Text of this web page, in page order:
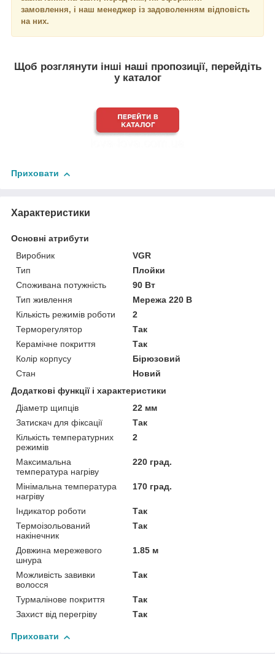
замовлення, і наш менеджер із задоволенням відповість
на них.
Щоб розглянути інші наші пропозиції, перейдіть
у каталог
Приховати
Характеристики
Основні атрибути
Виробник
VGR
Тип
Плойки
Споживана потужність
90 Вт
Тип живлення
Мережа 220 В
Кількість режимів роботи
2
Терморегулятор
Так
Керамічне покриття
Так
Колір корпусу
Бірюзовий
Стан
Новий
Додаткові функції і характеристики
Діаметр щипців
22 мм
Затискач для фіксації
Так
Кількість температурних
режимів
2
Максимальна
температура нагріву
220 град.
Мінімальна температура
нагріву
170 град.
Індикатор роботи
Так
Термоізольований
накінечник
Так
Довжина мережевого
шнура
1.85 м
Можливість завивки
волосся
Так
Турмалінове покриття
Так
Захист від перегріву
Так
Приховати